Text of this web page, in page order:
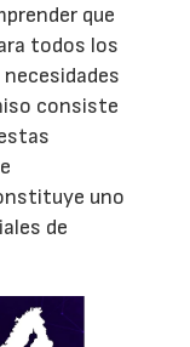
que
todos los
consiste
uno
de